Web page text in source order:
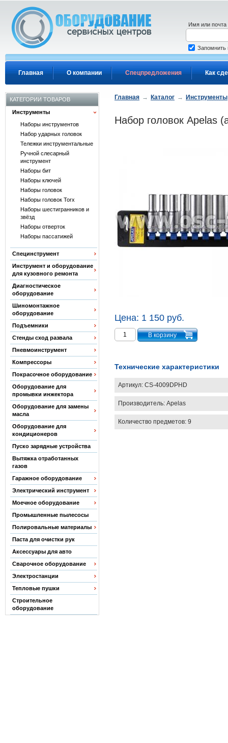
Главная О компании Спецпредложения Как
Имя или почта
Запомнить
КАТЕГОРИИ ТОВАРОВ
Инструменты
Наборы инструментов
Набор ударных головок
Тележки инструментальные
Ручной слесарный
инструмент
Наборы бит
Наборы ключей
Наборы головок
Наборы головок Torx
Наборы шестигранников и
звёзд
Наборы отверток
Наборы пассатижей
Специнструмент
Инструмент и оборудование
для кузовного ремонта
Диагностическое
оборудование
Шиномонтажное
оборудование
Подъемники
Стенды сход развала
Пневмоинструмент
Компрессоры
Покрасочное оборудование
Оборудование для
промывки инжектора
Оборудование для замены
масла
Оборудование для
кондиционеров
Пуско зарядные устройства
Вытяжка отработанных
газов
Гаражное оборудование
Электрический инструмент
Моечное оборудование
Промышленные пылесосы
Полировальные материалы
Паста для очистки рук
Аксессуары для авто
Сварочное оборудование
Электростанции
Тепловые пушки
Строительное
оборудование
Главная → Каталог → Инструменты
Набор головок Apelas
Цена: 1 150 руб.
Технические характеристики
Артикул: CS-4009DPHD
Производитель: Apelas
Количество предметов: 9